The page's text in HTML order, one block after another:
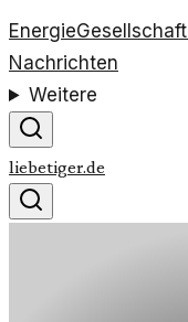
EnergieGesellschaft
Nachrichten
Weitere
liebetiger.de